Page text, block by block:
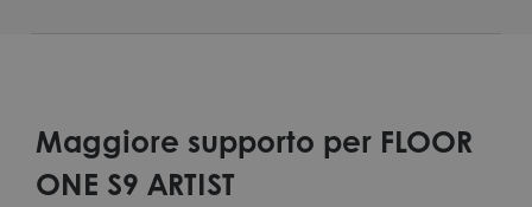
Maggiore supporto per FLOOR
ONE S9 ARTIST